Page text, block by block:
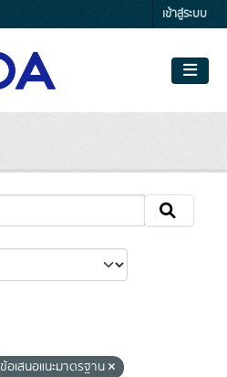
เข้าสู่ระบบ
ข้อเสนอแนะมาตรฐาน